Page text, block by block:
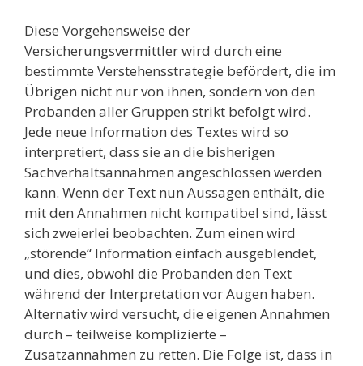
Diese Vorgehensweise der
Versicherungsvermittler wird durch eine
bestimmte Verstehensstrategie befördert, die im
Übrigen nicht nur von ihnen, sondern von den
Probanden aller Gruppen strikt befolgt wird.
Jede neue Information des Textes wird so
interpretiert, dass sie an die bisherigen
Sachverhaltsannahmen angeschlossen werden
kann. Wenn der Text nun Aussagen enthält, die
mit den Annahmen nicht kompatibel sind, lässt
sich zweierlei beobachten. Zum einen wird
„störende“ Information einfach ausgeblendet,
und dies, obwohl die Probanden den Text
während der Interpretation vor Augen haben.
Alternativ wird versucht, die eigenen Annahmen
durch – teilweise komplizierte –
Zusatzannahmen zu retten. Die Folge ist, dass in